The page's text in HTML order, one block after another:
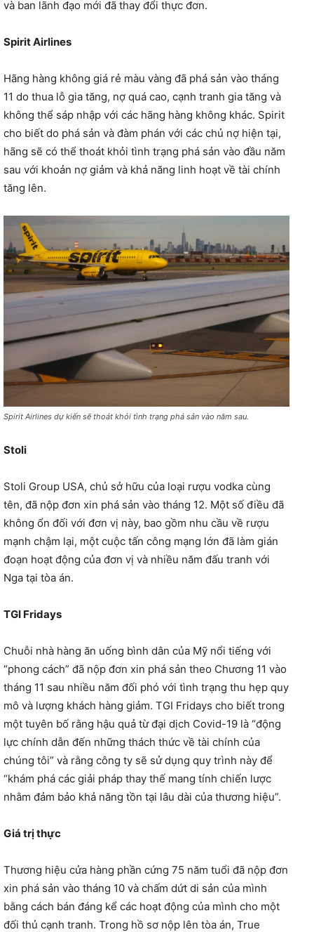
và ban lãnh đạo mới đã thay đổi thực đơn.
Spirit Airlines
Hãng hàng không giá rẻ màu vàng đã phá sản vào tháng
11 do thua lỗ gia tăng, nợ quá cao, cạnh tranh gia tăng và
không thể sáp nhập với các hãng hàng không khác. Spirit
cho biết do phá sản và đàm phán với các chủ nợ hiện tại,
hãng sẽ có thể thoát khỏi tình trạng phá sản vào đầu năm
sau với khoản nợ giảm và khả năng linh hoạt về tài chính
tăng lên.
Spirit Airlines dự kiến ​​sẽ thoát khỏi tình trạng phá sản vào năm sau.
Stoli
Stoli Group USA, chủ sở hữu của loại rượu vodka cùng
tên, đã nộp đơn xin phá sản vào tháng 12. Một số điều đã
không ổn đối với đơn vị này, bao gồm nhu cầu về rượu
mạnh chậm lại, một cuộc tấn công mạng lớn đã làm gián
đoạn hoạt động của đơn vị và nhiều năm đấu tranh với
Nga tại tòa án.
TGI Fridays
Chuỗi nhà hàng ăn uống bình dân của Mỹ nổi tiếng với
“phong cách” đã nộp đơn xin phá sản theo Chương 11 vào
tháng 11 sau nhiều năm đối phó với tình trạng thu hẹp quy
mô và lượng khách hàng giảm. TGI Fridays cho biết trong
một tuyên bố rằng hậu quả từ đại dịch Covid-19 là “động
lực chính dẫn đến những thách thức về tài chính của
chúng tôi” và rằng công ty sẽ sử dụng quy trình này để
“khám phá các giải pháp thay thế mang tính chiến lược
nhằm đảm bảo khả năng tồn tại lâu dài của thương hiệu”.
Giá trị thực
Thương hiệu cửa hàng phần cứng 75 năm tuổi đã nộp đơn
xin phá sản vào tháng 10 và chấm dứt di sản của mình
bằng cách bán đáng kể các hoạt động của mình cho một
đối thủ cạnh tranh. Trong hồ sơ nộp lên tòa án, True